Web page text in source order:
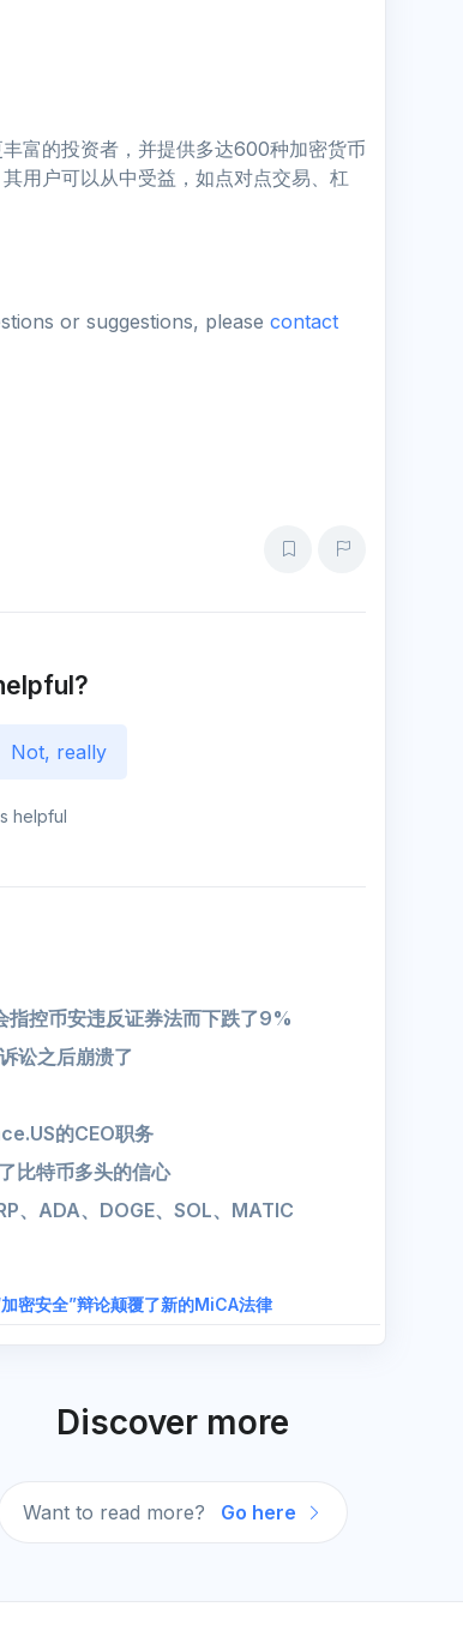
富的投资者，并提供多达600种加密货币
用户可以从中受益，如点对点交易、杠
or suggestions, please contact
Not, really
helpful
指控币安违反证券法而下跌了9%
讼之后崩溃了
的CEO职务
比特币多头的信心
、ADA、DOGE、SOL、MATIC
密安全”辩论颠覆了新的MiCA法律
Discover more
Want to read more? Go here